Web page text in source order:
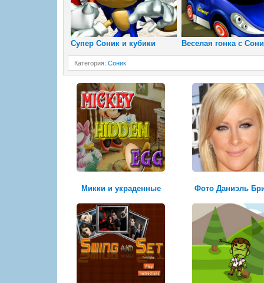
Супер Соник и кубики Веселая гонка с Сони
Категория: Соник
Микки и украденные Фото Даниэль